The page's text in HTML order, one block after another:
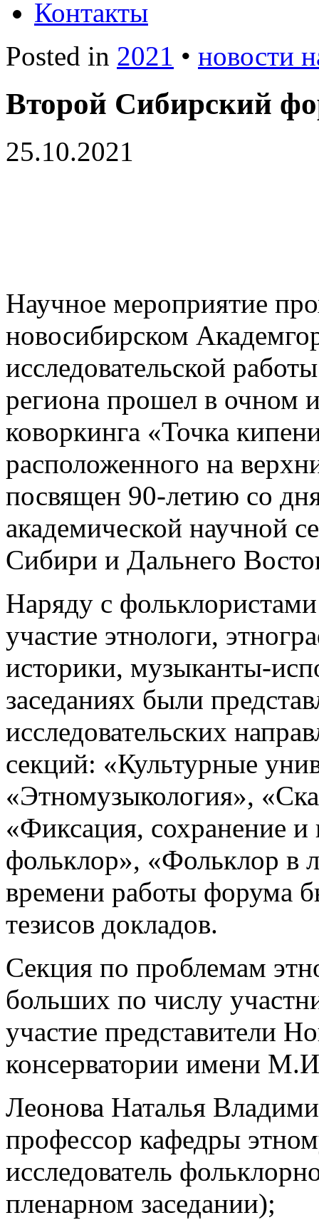
Контакты
Posted in 2021 • новости
Второй Сибирский
25.10.2021
Научное мероприятие
новосибирском
исследовательской
региона прошел в очном
коворкинга «Точка
расположенного на
посвящен 90-летию со
академической научной
Сибири и Дальнего
Наряду с
участие этнологи,
историки, музыканты-
заседаниях были
исследовательских
секций: «Культурные
«Этномузыкология»,
«Фиксация, сохранение
фольклор», «Фольклор в
времени работы форума
тезисов докладов.
Секция по проблемам
больших по числу
участие представители
консерватории имени
Леонова Наталья
профессор кафедры
исследователь
пленарном заседании);